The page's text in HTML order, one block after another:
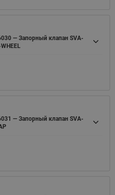
— Запорный клапан SVA-
— Запорный клапан SVA-